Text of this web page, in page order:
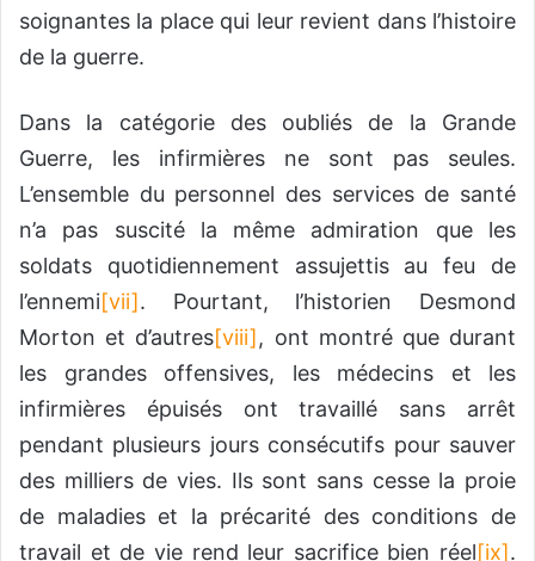
soignantes la place qui leur revient dans l’histoire
de la guerre.
Dans la catégorie des oubliés de la Grande
Guerre, les infirmières ne sont pas seules.
L’ensemble du personnel des services de santé
n’a pas suscité la même admiration que les
soldats quotidiennement assujettis au feu de
l’ennemi[vii]. Pourtant, l’historien Desmond
Morton et d’autres[viii], ont montré que durant
les grandes offensives, les médecins et les
infirmières épuisés ont travaillé sans arrêt
pendant plusieurs jours consécutifs pour sauver
des milliers de vies. Ils sont sans cesse la proie
de maladies et la précarité des conditions de
travail et de vie rend leur sacrifice bien réel[ix].